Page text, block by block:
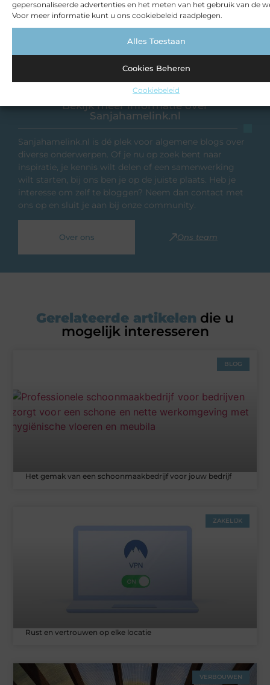
gepersonaliseerde advertenties en het meten van het gebruik van de
Voor meer informatie kunt u ons cookiebeleid raadplegen.
Alles Toestaan
Cookies Beheren
Cookiebeleid
Bekijk meer informatie over
Sanjahamelink.nl
Sanjahamelink.nl is dé plek voor algemene blogs over
diverse onderwerpen. Of je nu op zoek bent naar
inspiratie, je kennis wilt delen of een samenwerking
wilt starten, bij ons ben je op de juiste plaats. Heb je
interesse om zelf te bloggen? Neem dan contact met
ons op en sluit je aan bij onze community.
Over ons Ons team
Gerelateerde artikelen die u
mogelijk interesseren
BLOG
Het gemak van een schoonmaakbedrijf voor jouw bedrijf
ZAKELIJK
Rust en vertrouwen op elke locatie
VERBOUWEN